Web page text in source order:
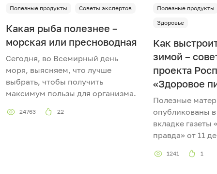
Полезные продукты Советы экспертов
Какая рыба полезнее –
морская или пресноводная
Сегодня, во Всемирный день
моря, выясняем, что лучше
выбрать, чтобы получить
максимум пользы для организма.
24763 22
Полезные продукты
Здоровье
Как
зимой –
проекта
«Здоровое
Полезные
опубликованы
вкладке
правда» от 11
1241 1